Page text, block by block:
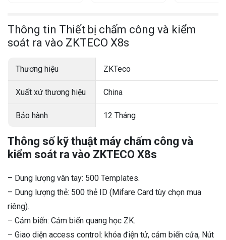
Thông tin Thiết bị chấm công và kiểm
soát ra vào ZKTECO X8s
Thương hiệu ZKTeco
Xuất xứ thương hiệu China
Bảo hành 12 Tháng
Thông số kỹ thuật máy chấm công và
kiểm soát ra vào ZKTECO X8s
– Dung lượng vân tay: 500 Templates.
– Dung lượng thẻ: 500 thẻ ID (Mifare Card tùy chọn mua
riêng).
– Cảm biến: Cảm biến quang học ZK.
– Giao diện access control: khóa điện tử, cảm biến cửa, Nút